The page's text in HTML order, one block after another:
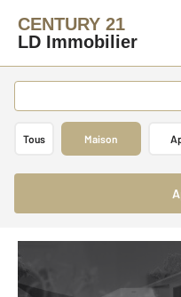
CENTURY 21
LD Immobilier
Tous Maison